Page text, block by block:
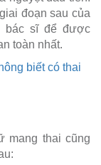
đoạn sau của
bác sĩ để được
toàn nhất.
biết có thai
mang thai cũng